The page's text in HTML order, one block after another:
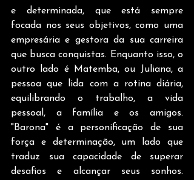
e determinada, que está sempre
focada nos seus objetivos, como uma
empresária e gestora da sua carreira
que busca conquistas. Enquanto isso, o
outro lado é Matemba, ou Juliana, a
pessoa que lida com a rotina diária,
equilibrando o trabalho, a vida
pessoal, a família e os amigos.
"Barona" é a personificação de sua
força e determinação, um lado que
traduz sua capacidade de superar